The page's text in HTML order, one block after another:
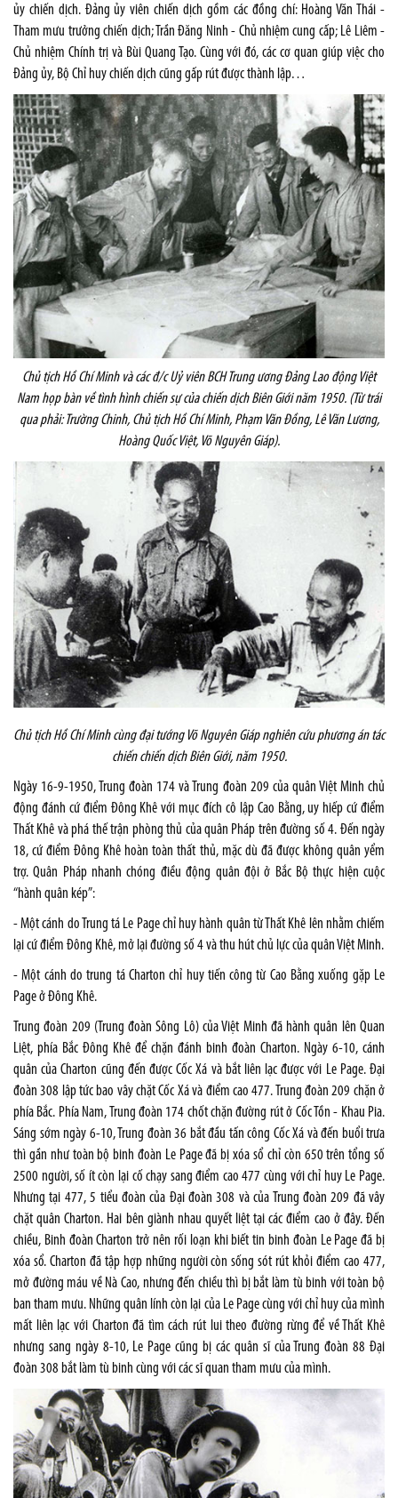
ủy chiến dịch. Đảng ủy viên chiến dịch gồm các đồng chí: Hoàng Văn Thái -
Tham mưu trưởng chiến dịch; Trần Đăng Ninh - Chủ nhiệm cung cấp; Lê Liêm -
Chủ nhiệm Chính trị và Bùi Quang Tạo. Cùng với đó, các cơ quan giúp việc cho
Đảng ủy, Bộ Chỉ huy chiến dịch cũng gấp rút được thành lập…
Chủ tịch Hồ Chí Minh và các đ/c Uỷ viên BCH Trung ương Đảng Lao động Việt
Nam họp bàn về tình hình chiến sự của chiến dịch Biên Giới năm 1950. (Từ trái
qua phải: Trường Chinh, Chủ tịch Hồ Chí Minh, Phạm Văn Đồng, Lê Văn Lương,
Hoàng Quốc Việt, Võ Nguyên Giáp).
Chủ tịch Hồ Chí Minh cùng đại tướng Võ Nguyên Giáp nghiên cứu phương án tác
chiến chiến dịch Biên Giới, năm 1950.
Ngày 16-9-1950, Trung đoàn 174 và Trung đoàn 209 của quân Việt Minh chủ
động đánh cứ điểm Đông Khê với mục đích cô lập Cao Bằng, uy hiếp cứ điểm
Thất Khê và phá thế trận phòng thủ của quân Pháp trên đường số 4. Đến ngày
18, cứ điểm Đông Khê hoàn toàn thất thủ, mặc dù đã được không quân yểm
trợ. Quân Pháp nhanh chóng điều động quân đội ở Bắc Bộ thực hiện cuộc
“hành quân kép”:
- Một cánh do Trung tá Le Page chỉ huy hành quân từ Thất Khê lên nhằm chiếm
lại cứ điểm Đông Khê, mở lại đường số 4 và thu hút chủ lực của quân Việt Minh.
- Một cánh do trung tá Charton chỉ huy tiến công từ Cao Bằng xuống gặp Le
Page ở Đông Khê.
Trung đoàn 209 (Trung đoàn Sông Lô) của Việt Minh đã hành quân lên Quan
Liệt, phía Bắc Đông Khê để chặn đánh binh đoàn Charton. Ngày 6-10, cánh
quân của Charton cũng đến được Cốc Xá và bắt liên lạc được với Le Page. Đại
đoàn 308 lập tức bao vây chặt Cốc Xá và điểm cao 477. Trung đoàn 209 chặn ở
phía Bắc. Phía Nam, Trung đoàn 174 chốt chặn đường rút ở Cốc Tồn - Khau Pia.
Sáng sớm ngày 6-10, Trung đoàn 36 bắt đầu tấn công Cốc Xá và đến buổi trưa
thì gần như toàn bộ binh đoàn Le Page đã bị xóa sổ chỉ còn 650 trên tổng số
2500 người, số ít còn lại cố chạy sang điểm cao 477 cùng với chỉ huy Le Page.
Nhưng tại 477, 5 tiểu đoàn của Đại đoàn 308 và của Trung đoàn 209 đã vây
chặt quân Charton. Hai bên giành nhau quyết liệt tại các điểm cao ở đây. Đến
chiều, Binh đoàn Charton trở nên rối loạn khi biết tin binh đoàn Le Page đã bị
xóa sổ. Charton đã tập hợp những người còn sống sót rút khỏi điểm cao 477,
mở đường máu về Nà Cao, nhưng đến chiều thì bị bắt làm tù binh với toàn bộ
ban tham mưu. Những quân lính còn lại của Le Page cùng với chỉ huy của mình
mất liên lạc với Charton đã tìm cách rút lui theo đường rừng để về Thất Khê
nhưng sang ngày 8-10, Le Page cũng bị các quân sĩ của Trung đoàn 88 Đại
đoàn 308 bắt làm tù binh cùng với các sĩ quan tham mưu của mình.